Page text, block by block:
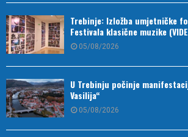
Trebinje: Izložba umjetničke
Festivala klasične muzike
05/08/2026
U Trebinju počinje
Vasilija“
05/08/2026